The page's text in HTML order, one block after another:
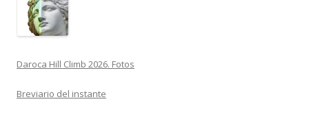
Daroca Hill Climb 2026. Fotos
Breviario del instante